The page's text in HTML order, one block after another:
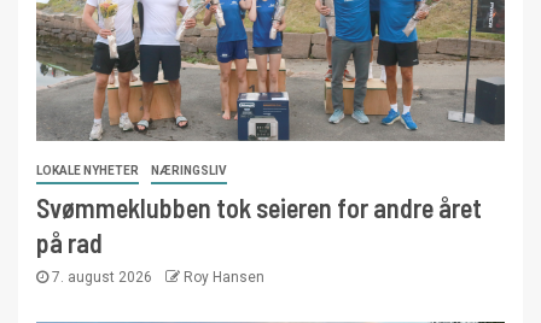
LOKALE NYHETER NÆRINGSLIV
Svømmeklubben tok seieren for andre året
på rad
7. august 2026 Roy Hansen